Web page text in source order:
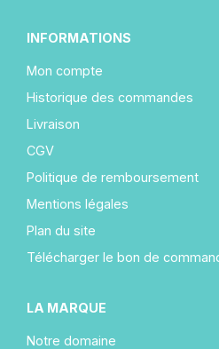
INFORMATIONS
Mon compte
Historique des commandes
Livraison
CGV
Politique de remboursement
Mentions légales
Plan du site
Télécharger le bon de
LA MARQUE
Notre domaine